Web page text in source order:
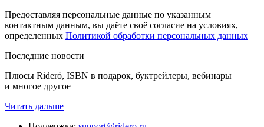
Предоставляя персональные данные по указанным
контактным данным, вы даёте своё согласие на условиях,
определенных Политикой обработки персональных данных
Последние новости
Плюсы Rideró, ISBN в подарок, буктрейлеры, вебинары
и многое другое
Читать дальше